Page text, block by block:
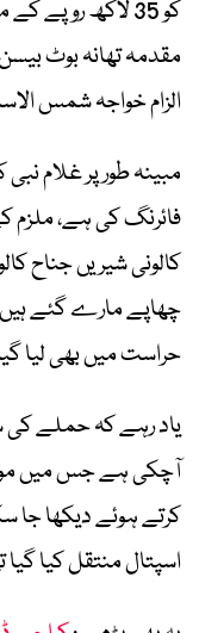
کو 35 لاکھ روپے
مقدمہ تھانہ بوٹ
الزام خواجہ شمس
مبینہ طور پر غلام
فائرنگ کی ہے، ملزم
کالونی شیریں جناح
چھاپے مارے گئے
حراست میں بھی لیا
یاد رہے کہ حملے
آچکی ہے جس میں
کرتے ہوئے دیکھا جا
اسپتال منتقل کیا گیا